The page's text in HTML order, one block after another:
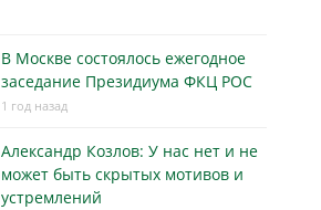
В Москве состоялось ежегодное
заседание Президиума ФКЦ РОС
1 год назад
Александр Козлов: У нас нет и не
может быть скрытых мотивов и
устремлений